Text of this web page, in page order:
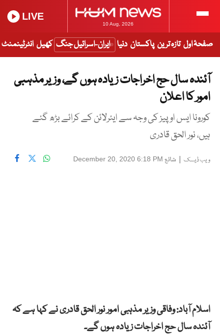
10 Aug, 2026
LIVE
صفحۂ اول تازہ ترین پاکستان دنیا ایران-اسرائیل جنگ کھیل انٹرٹینمنٹ
آئندہ سال حج اخراجات زیادہ ہوں گے، وزیر مذہبی
امور کا اعلان
کورونا ایس او پیز کی وجہ سے ایئرلائن کے کرائے بڑھ گئے
ہیں، نور الحق قادری
ویب ڈیسک | شائع December 20, 2020 6:18 PM
اسلام آباد: وفاقی وزیر مذہبی امور نور الحق قادری نے کہا ہے کہ
آئندہ سال حج اخراجات زیادہ ہوں گے۔